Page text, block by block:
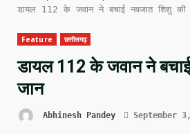
डायल 112 के जवान ने बचाई नवजात शिशु की
Feature छत्तीसगढ़
डायल 112 के जवान ने
जान
Abhinesh Pandey September